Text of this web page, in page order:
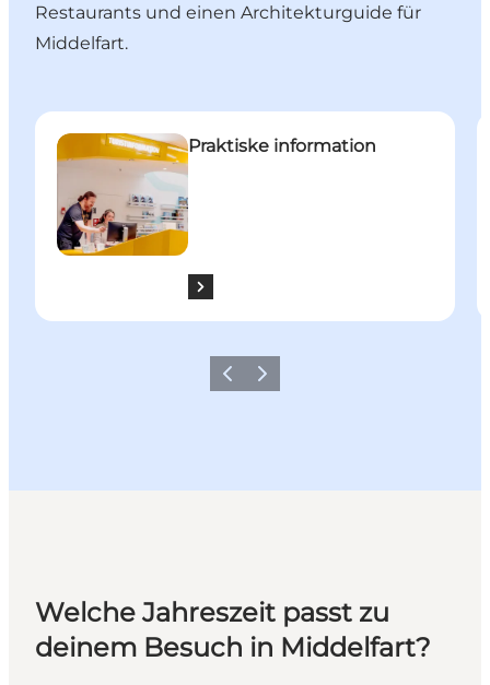
Restaurants und einen Architekturguide für
Middelfart.
Praktiske information
Praktiske information
ZurückWeiter
Welche Jahreszeit passt zu
deinem Besuch in Middelfart?